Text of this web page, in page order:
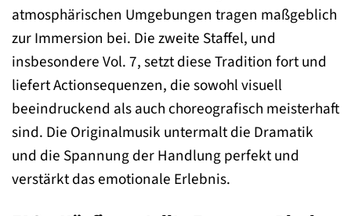
atmosphärischen Umgebungen tragen maßgeblich
zur Immersion bei. Die zweite Staffel, und
insbesondere Vol. 7, setzt diese Tradition fort und
liefert Actionsequenzen, die sowohl visuell
beeindruckend als auch choreografisch meisterhaft
sind. Die Originalmusik untermalt die Dramatik
und die Spannung der Handlung perfekt und
verstärkt das emotionale Erlebnis.